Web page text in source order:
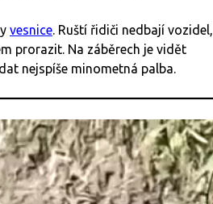
vesnice. Ruští řidiči nedbají vozidel,
prorazit. Na záběrech je vidět
nejspíše minometná palba.